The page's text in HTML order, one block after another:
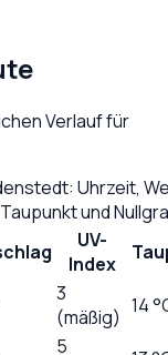
Verlauf für
: Uhrzeit,
und
UV-
Index
3
(mäßig) 14
5